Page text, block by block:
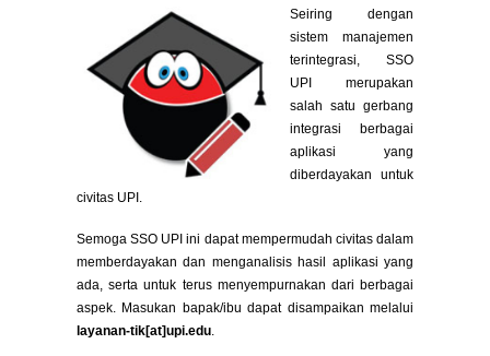
Seiring dengan
sistem manajemen
terintegrasi, SSO
UPI merupakan
salah satu gerbang
integrasi berbagai
aplikasi yang
diberdayakan untuk
civitas UPI.
Semoga SSO UPI ini dapat mempermudah civitas dalam
memberdayakan dan menganalisis hasil aplikasi yang
ada, serta untuk terus menyempurnakan dari berbagai
aspek. Masukan bapak/ibu dapat disampaikan melalui
layanan-tik[at]upi.edu.